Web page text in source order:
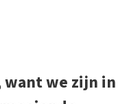
want we zijn in